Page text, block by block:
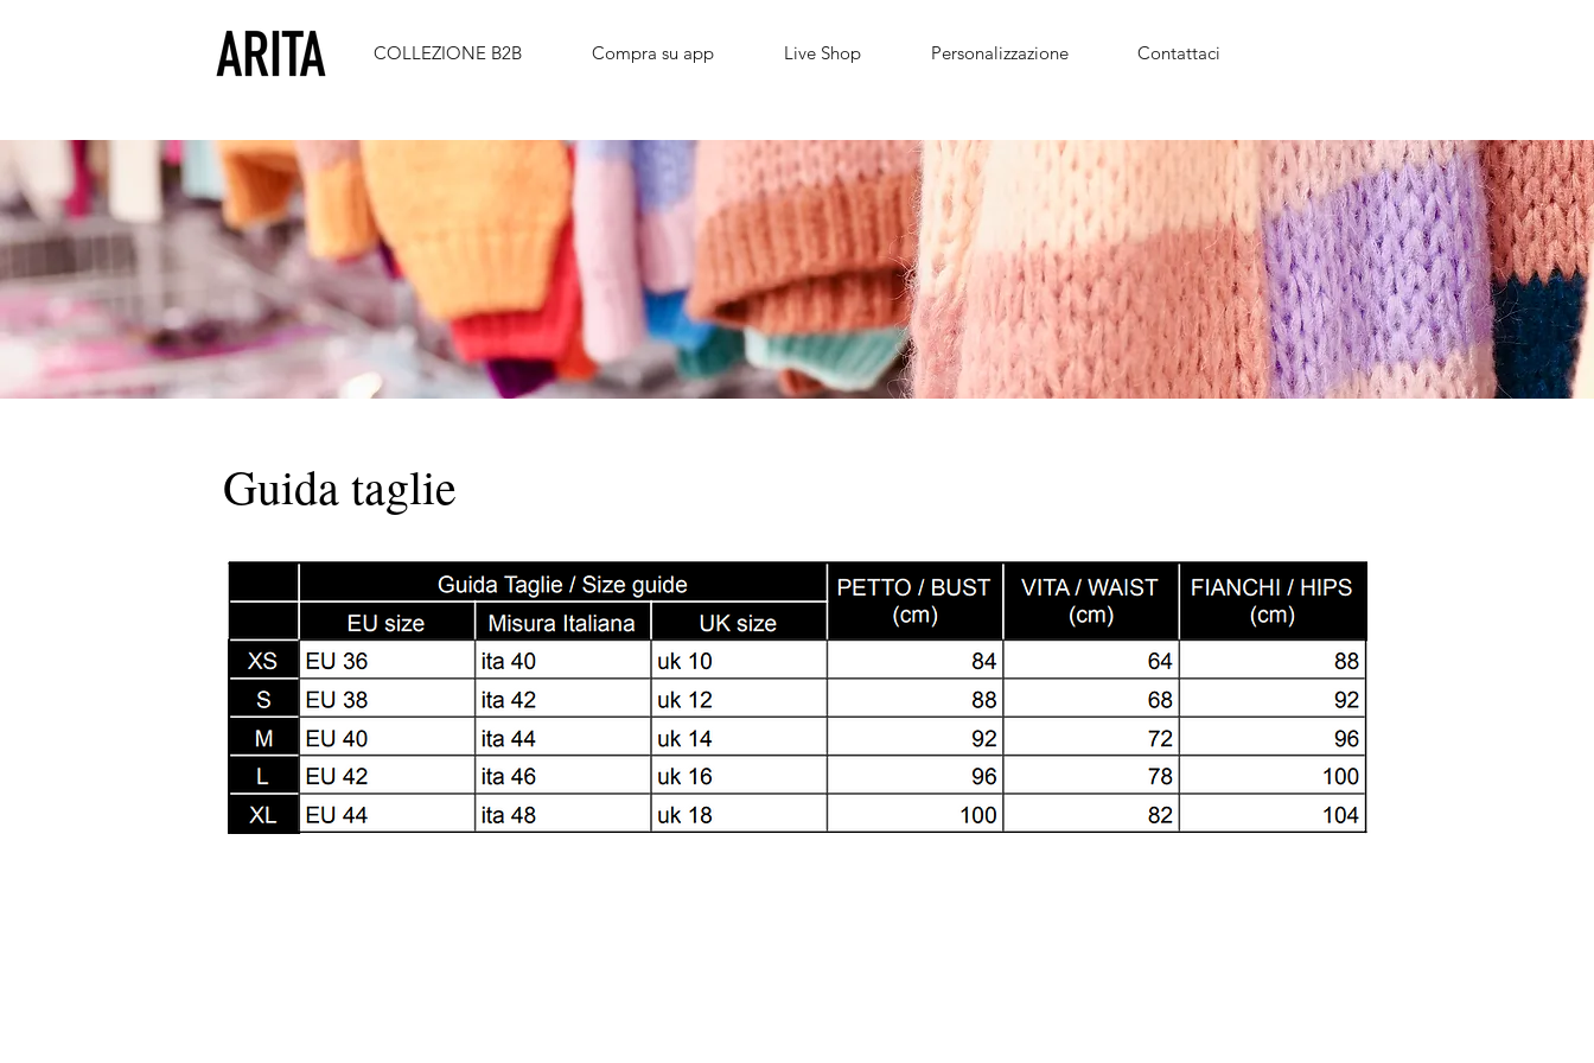
COLLEZIONE B2B Compra su app Live Shop Personalizzazione Contattaci
Guida taglie